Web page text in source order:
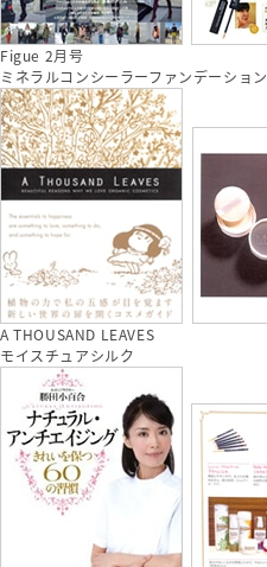
Figue 2月号
ミネラルコンシーラーファンデーション
A THOUSAND LEAVES
モイスチュアシルク